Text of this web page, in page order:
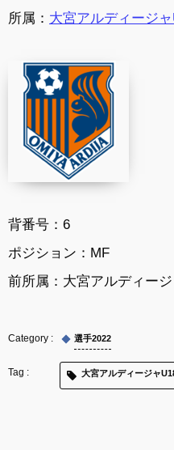
所属： 大宮アルディージ
背番号：6
ポジション：MF
前所属：大宮アルディー
選手2022
大宮アルディージャ